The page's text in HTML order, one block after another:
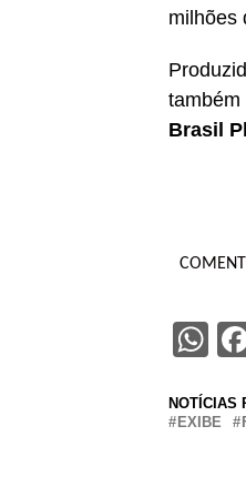
milhões
também
Brasil
NOTÍCIAS
EXIBE